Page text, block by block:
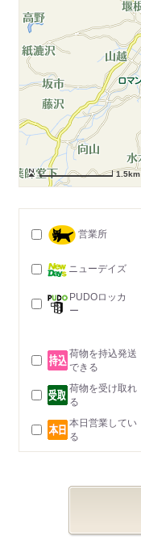
1.5km
営業所
ニューデイズ
PUDOロッカ
ー
荷物を持込発送
できる
荷物を受け取れ
る
本日営業してい
る